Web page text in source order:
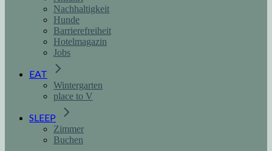
Nachhaltigkeit
Hunde
Barrierefreiheit
Hotelmagazin
Jobs
EAT
Wintergarten
place to V
SLEEP
Zimmer
Buchen